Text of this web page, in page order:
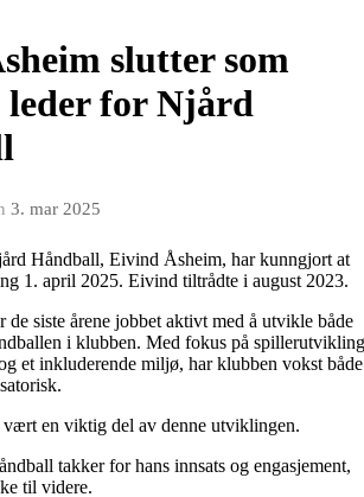
slutter som
leder for Njård
3. mar 2025
Håndball, Eivind Åsheim, har kunngjort at
1. april 2025. Eivind tiltrådte i august 2023.
de siste årene jobbet aktivt med å utvikle både
i klubben. Med fokus på
et inkluderende miljø, har klubben vokst både
en viktig del av denne utviklingen.
takker for hans innsats og engasjement,
til videre.